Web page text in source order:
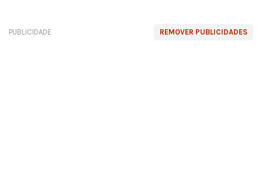
REMOVER PUBLICIDADES
PUBLICIDADE